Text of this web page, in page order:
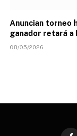
Anuncian torneo
ganador retará a
08/05/2026